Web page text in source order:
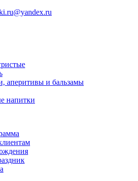
аперитивы и бальзамы
напитки